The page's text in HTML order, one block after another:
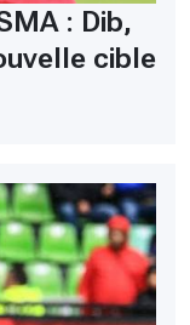
: Dib,
cible